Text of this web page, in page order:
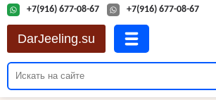
+7(916) 677-08-67 +7(916) 677-08-67
DarJeeling.su